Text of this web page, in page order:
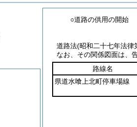
○道路の供用の開始
道路法(昭和二十七年法律
なお、その関係図面は、
路線名
県道水喰上北町停車場線